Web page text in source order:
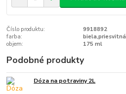
Číslo produktu:
9918892
farba:
biela,priesvitná
objem:
175 ml
Podobné produkty
Dóza na potraviny 2L